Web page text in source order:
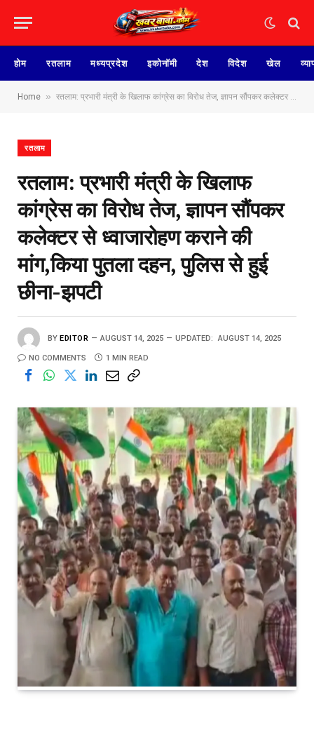
होम रतलाम मध्यप्रदेश इकोनॉमी देश विदेश खेल
Home » रतलाम: प्रभारी मंत्री के खिलाफ कांग्रेस का विरोध तेज, ज्ञापन सौंपकर कलेक्टर से ध्वाजारोहण कराने की मांग,किया पुतला दहन, पुलिस से हुई छीना-झपटी
रतलाम
रतलाम: प्रभारी मंत्री के खिलाफ
कांग्रेस का विरोध तेज, ज्ञापन सौंपकर
कलेक्टर से ध्वाजारोहण कराने की
मांग,किया पुतला दहन, पुलिस से हुई
छीना-झपटी
BY EDITOR AUGUST 14, 2025 UPDATED: AUGUST 14, 2025
NO COMMENTS 1 MIN READ